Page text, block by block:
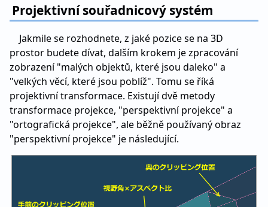
Projektivní souřadnicový systém
Jakmile se rozhodnete, z jaké pozice se na 3D
prostor budete dívat, dalším krokem je zpracování
zobrazení "malých objektů, které jsou daleko" a
"velkých věcí, které jsou poblíž". Tomu se říká
projektivní transformace. Existují dvě metody
transformace projekce, "perspektivní projekce" a
"ortografická projekce", ale běžně používaný obraz
"perspektivní projekce" je následující.